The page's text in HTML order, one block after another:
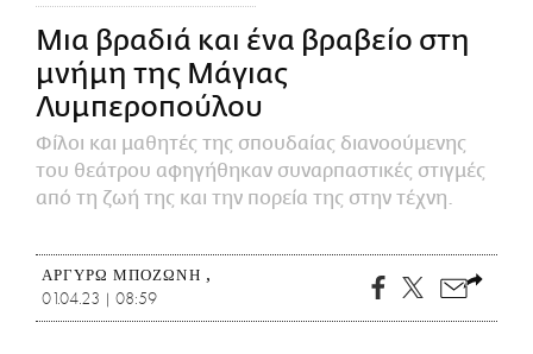
ΑΜΠΑ
PRINT
Μια βραδιά και ένα βραβείο στη
μνήμη της Μάγιας
Λυμπεροπούλου
Φίλοι και μαθητές της σπουδαίας διανοούμενης
του θεάτρου αφηγήθηκαν συναρπαστικές στιγμές
από τη ζωή της και την πορεία της στην τέχνη.
ΑΡΓΥΡΏ ΜΠΟΖΏΝΗ
01.04.23 | 08:59